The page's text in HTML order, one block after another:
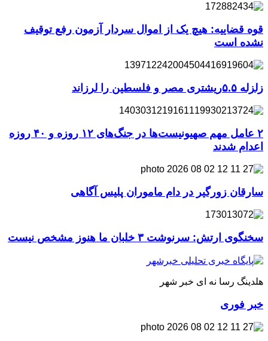
قوه قضاییه: هیچ یک از اموال سردار آزمون رفع توقیف
نشده است
زلزله ۵.۵ریشتری مصر و فلسطین را لرزاند
۲ عامل مهم صهیونیست‌ها در جنگ‌های ۱۲ روزه و ۴۰ روزه
اعدام شدند
سارقان زورگیر در دام ماموران پلیس آگاهی
سخنگوی ارتش: سرنوشت ۳ خلبان ما هنوز مشخص نیست
هلدینگ رسا نه ای خبر شهر
خبر فوری